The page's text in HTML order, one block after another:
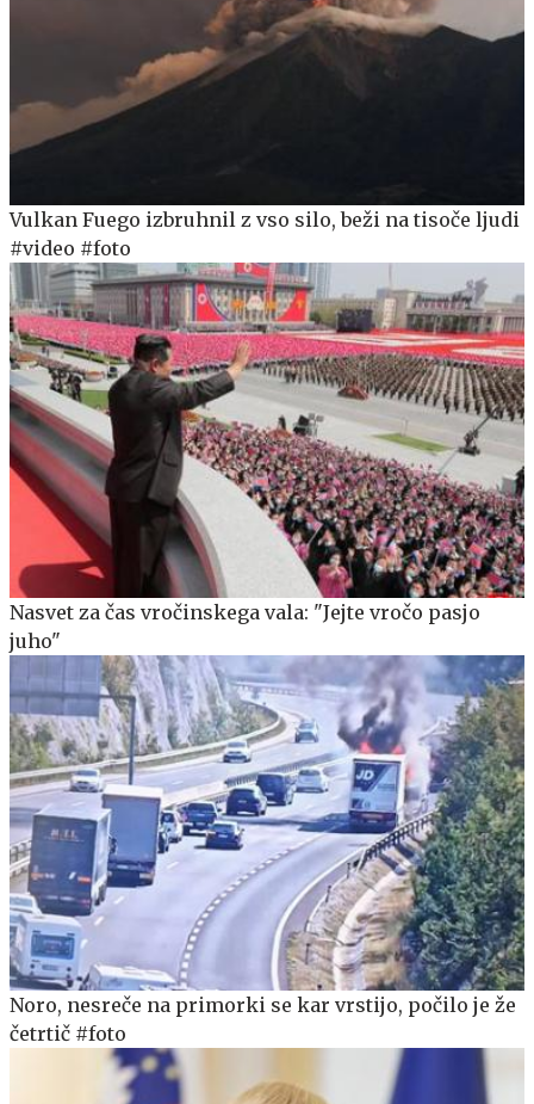
Vulkan Fuego izbruhnil z vso silo, beži na tisoče ljudi
#video #foto
Nasvet za čas vročinskega vala: "Jejte vročo pasjo
juho"
Noro, nesreče na primorki se kar vrstijo, počilo je že
četrtič #foto